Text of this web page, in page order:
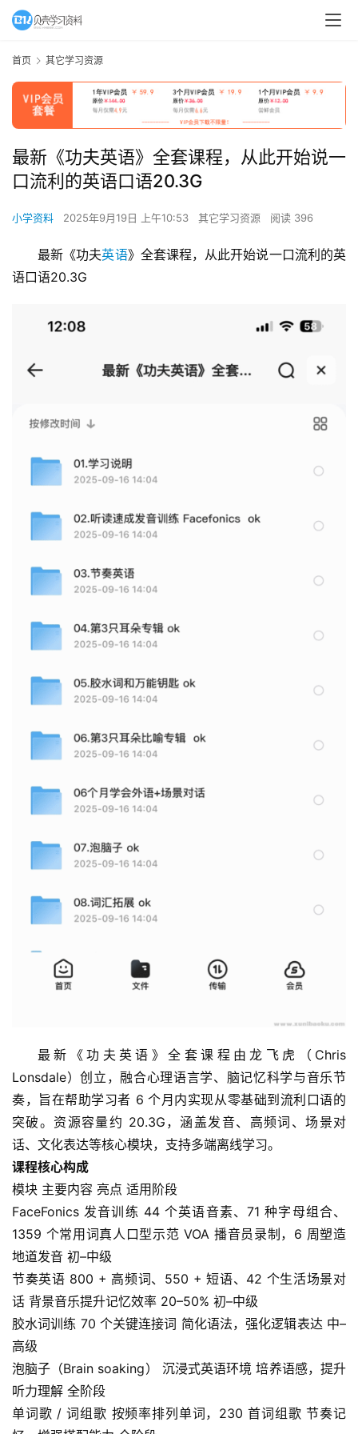
首
页
母
婴
早
教
A
I
首页 其它学习资源
最新《功夫英语》全套课程，从此开始说一
口流利的英语口语20.3G
小学资料 2025年9月19日 上午10:53 其它学习资源 阅读 396
最新《功夫英语》全套课程，从此开始说一口流利的英
语口语20.3G
最新《功夫英语》全套课程由龙飞虎（Chris
Lonsdale）创立，融合心理语言学、脑记忆科学与音乐节
奏，旨在帮助学习者 6 个月内实现从零基础到流利口语的
突破。资源容量约 20.3G，涵盖发音、高频词、场景对
话、文化表达等核心模块，支持多端离线学习。
课程核心构成
模块 主要内容 亮点 适用阶段
FaceFonics 发音训练 44 个英语音素、71 种字母组合、
1359 个常用词真人口型示范 VOA 播音员录制，6 周塑造
地道发音 初–中级
节奏英语 800 + 高频词、550 + 短语、42 个生活场景对
话 背景音乐提升记忆效率 20–50% 初–中级
胶水词训练 70 个关键连接词 简化语法，强化逻辑表达 中–
高级
泡脑子（Brain soaking） 沉浸式英语环境 培养语感，提升
听力理解 全阶段
单词歌 / 词组歌 按频率排列单词，230 首词组歌 节奏记